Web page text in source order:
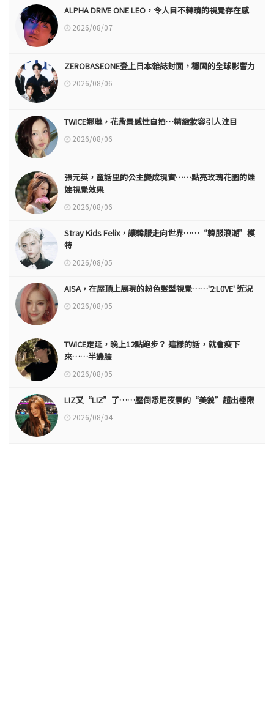
ALPHA DRIVE ONE LEO，令人目不轉睛的視覺存在感
2026/08/07
ZEROBASEONE登上日本雜誌封面，穩固的全球影響力
2026/08/06
TWICE娜璉，花背景感性自拍…精緻妝容引人注目
2026/08/06
張元英，童話里的公主變成現實……點亮玫瑰花園的娃
娃視覺效果
2026/08/06
Stray Kids Felix，讓韓服走向世界……“韓服浪潮”模
特
2026/08/05
AISA，在屋頂上展現的粉色髮型視覺……'2:L0VE' 近況
2026/08/05
TWICE定延，晚上12點跑步？ 這樣的話，就會瘦下
來……半邊臉
2026/08/05
LIZ又“LIZ”了……壓倒悉尼夜景的“美貌”超出極限
2026/08/04